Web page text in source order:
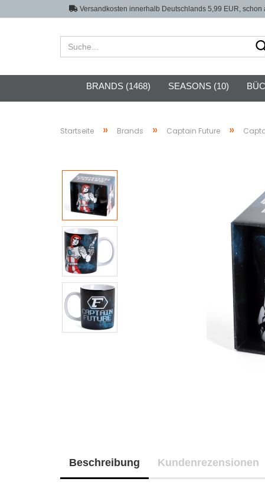
Versandkosten innerhalb Deutschlands 5,99 EUR,
BRANDS (1468) SEASONS (10)
Startseite » Brands » Captain Future »
Beschreibung Kundenrezensionen